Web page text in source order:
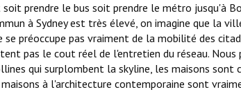
prendre le bus soit prendre le métro jusqu'à
à Sydney est très élevé, on imagine que la
préoccupe pas vraiment de la mobilité des
pas le cout réel de l'entretien du réseau.
qui surplombent la skyline, les maisons sont
à l'architecture contemporaine sont